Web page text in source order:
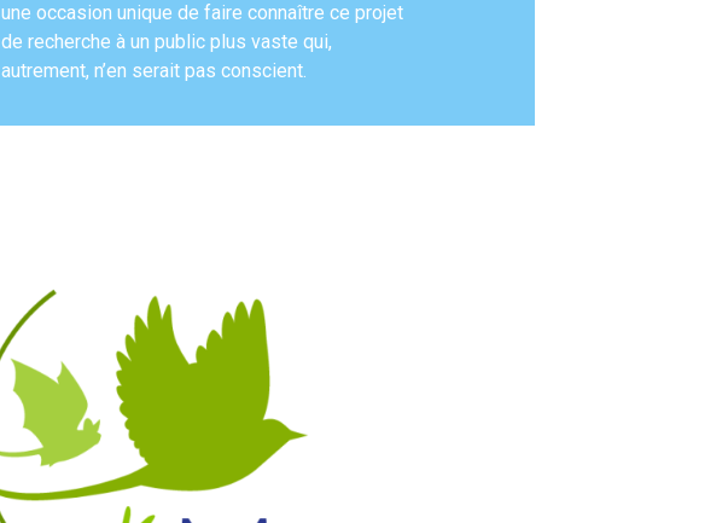
une occasion unique de faire connaître ce projet
de recherche à un public plus vaste qui,
autrement, n’en serait pas conscient.